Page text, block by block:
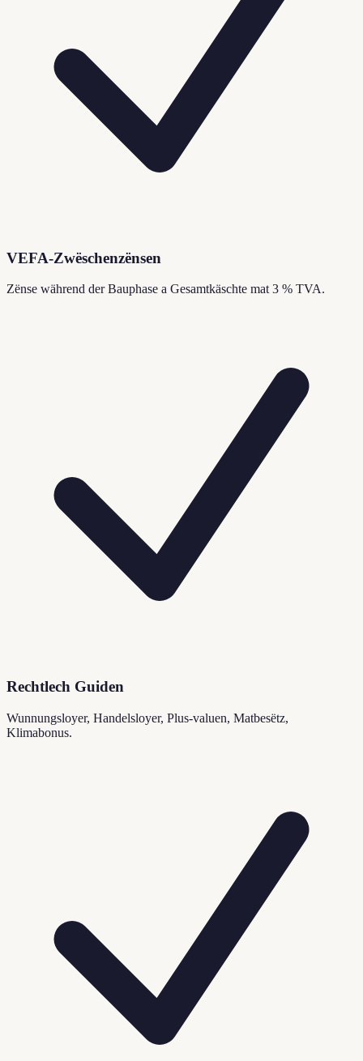
VEFA-Zwëschenzënsen
Zënse während der Bauphase a Gesamtkäschte mat 3 % TVA.
Rechtlech Guiden
Wunnungsloyer, Handelsloyer, Plus-valuen, Matbesëtz,
Klimabonus.